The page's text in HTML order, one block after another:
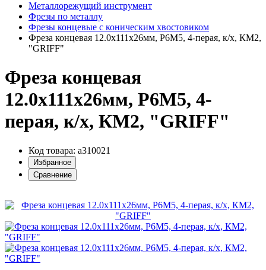
Металлорежущий инструмент
Фрезы по металлу
Фрезы концевые с коническим хвостовиком
Фреза концевая 12.0х111х26мм, Р6М5, 4-перая, к/х, КМ2,
"GRIFF"
Фреза концевая
12.0х111х26мм, Р6М5, 4-
перая, к/х, КМ2, "GRIFF"
Код товара: a310021
Избранное
Сравнение